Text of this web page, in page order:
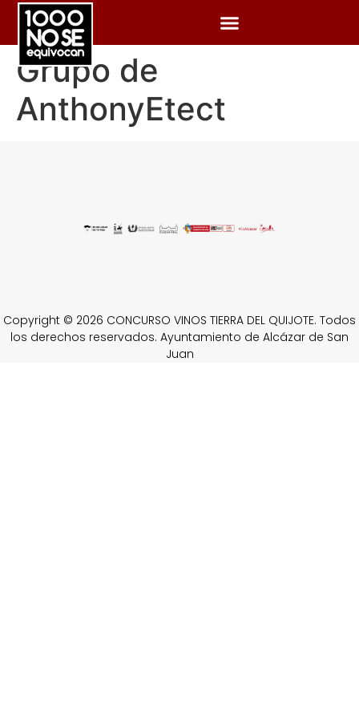
Grupo de
AnthonyEtect
Copyright © 2026 CONCURSO VINOS TIERRA DEL QUIJOTE. Todos
los derechos reservados. Ayuntamiento de Alcázar de San
Juan